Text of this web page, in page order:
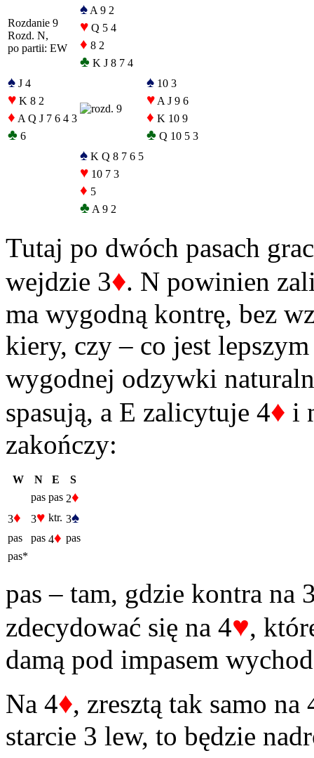
Rozdanie 9
Rozd. N,
po partii: EW
♠ A 9 2
♥ Q 5 4
♦ 8 2
♣ K J 8 7 4
♠ J 4
♥ K 8 2
♦ A Q J 7 6 4 3
♣ 6
♠ 10 3
♥ A J 9 6
♦ K 10 9
♣ Q 10 5 3
♠ K Q 8 7 6 5
♥ 10 7 3
♦ 5
♣ A 9 2
Tutaj po dwóch pasach
wejdzie 3♦. N powinien
ma wygodną kontrę, bez
kiery, czy – co jest
wygodnej odzywki
spasują, a E zalicytuje 4♦ i
zakończy:
W N E
S
pas pas 2♦
3♦ 3♥ ktr. 3♠
pas pas 4♦ pas
pas*
pas – tam, gdzie kontra na
zdecydować się na 4♥,
damą pod impasem
Na 4♦, zresztą tak samo na
starcie 3 lew, to będzie